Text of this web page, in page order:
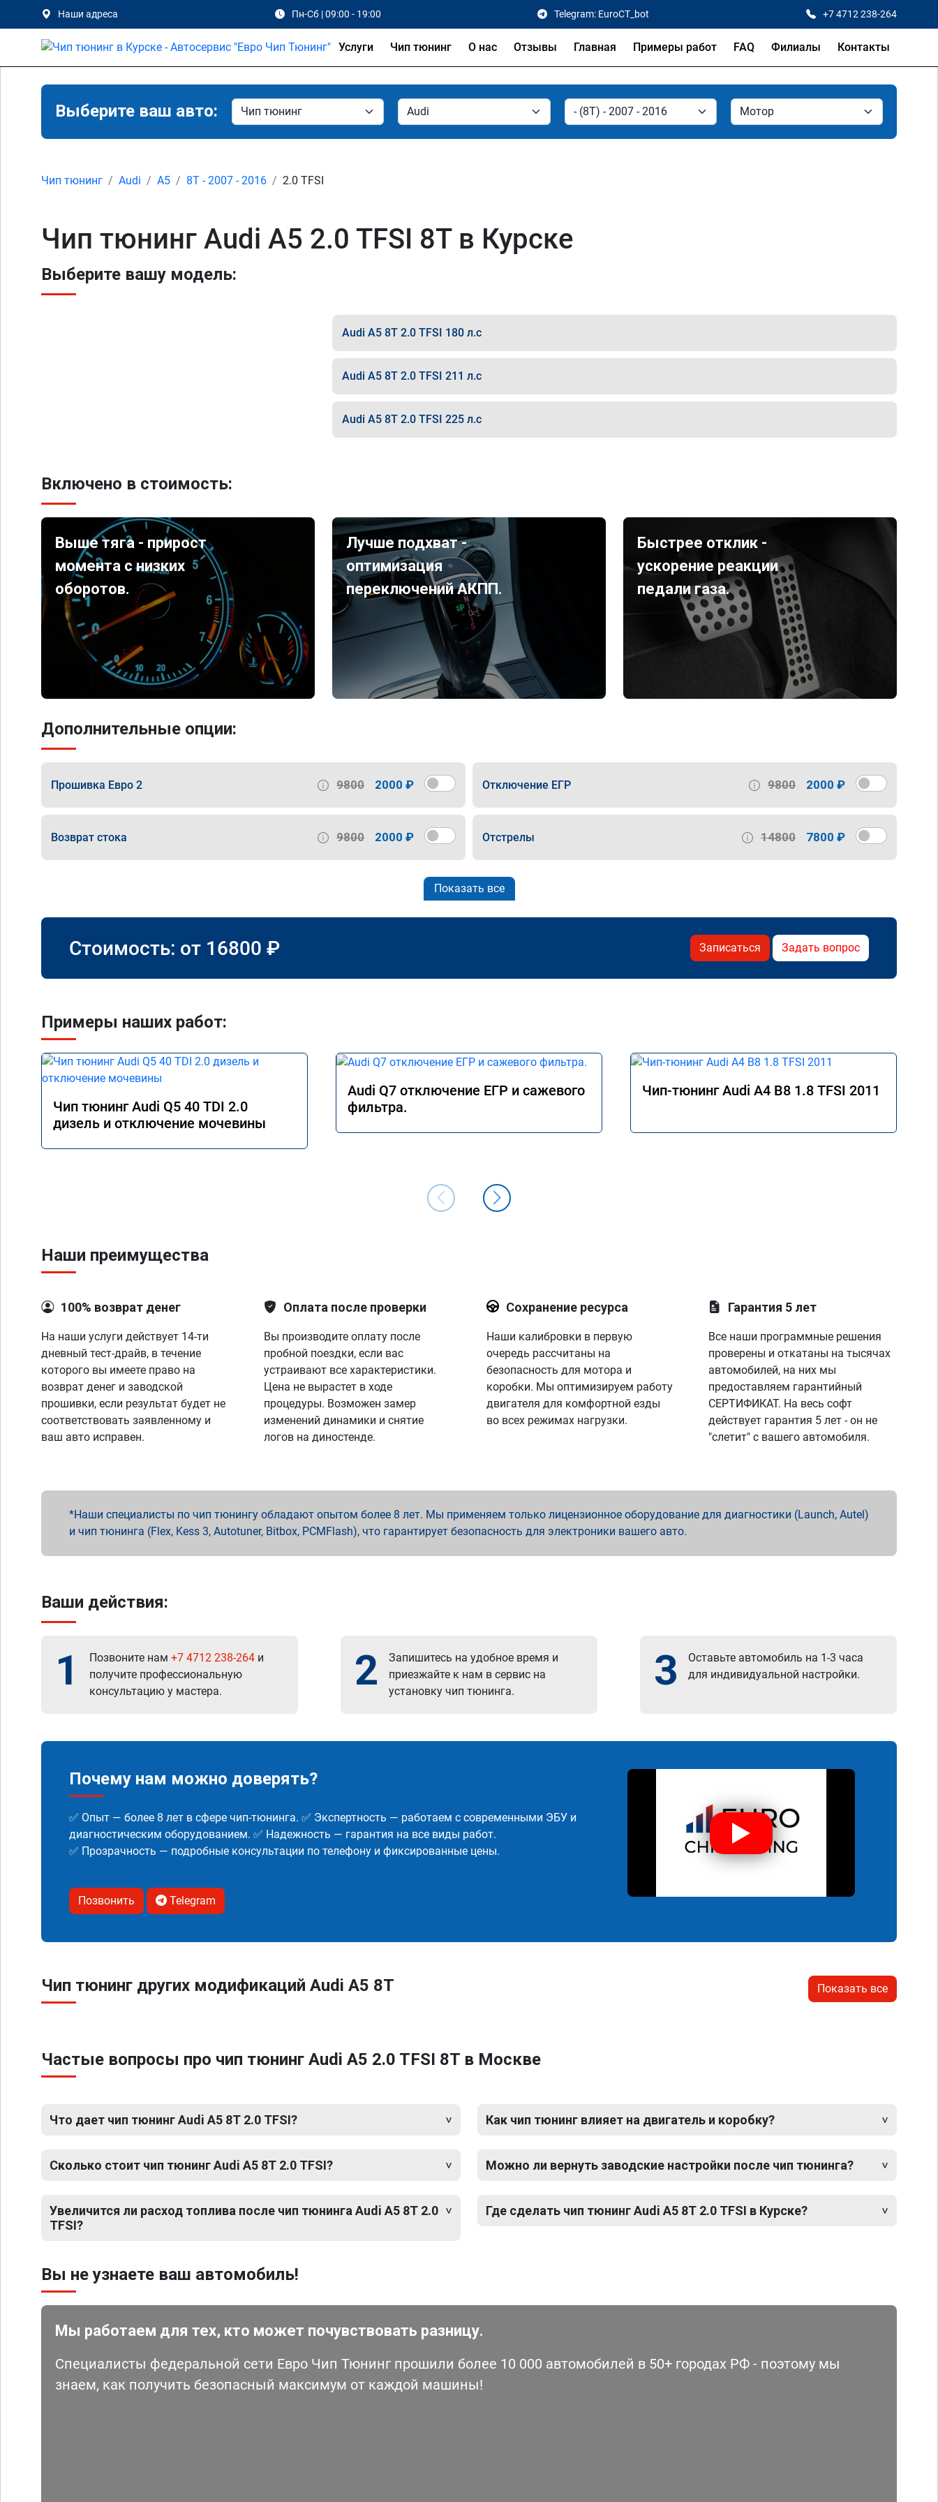
Наши адреса Пн-Сб | 09:00 - 19:00 Telegram: EuroCT_bot +7 4712 238-264
Услуги Чип тюнинг О нас Отзывы Главная Примеры работ FAQ Филиалы Контакты
Выберите ваш авто:
Чип тюнинг Audi A5 8T - 2007 - 2016 2.0 TFSI
Чип тюнинг Audi A5 2.0 TFSI 8T в Курске
Выберите вашу модель:
Audi A5 8T 2.0 TFSI 180 л.с
Audi A5 8T 2.0 TFSI 211 л.с
Audi A5 8T 2.0 TFSI 225 л.с
Включено в стоимость:
Выше тяга - прирост
момента с низких
оборотов.
Лучше подхват -
оптимизация
переключений АКПП.
Быстрее отклик -
ускорение реакции
педали газа.
Дополнительные опции:
Прошивка Евро 2 9800 2000 ₽ Отключение ЕГР 9800 2000 ₽
Возврат стока 9800 2000 ₽ Отстрелы 14800 7800 ₽
Показать все
Стоимость: от 16800 ₽ Записаться Задать вопрос
Примеры наших работ:
Чип тюнинг Audi Q5 40 TDI 2.0
дизель и отключение мочевины
Audi Q7 отключение ЕГР и сажевого
фильтра.
Чип-тюнинг Audi A4 B8 1.8 TFSI 2011
Наши преимущества
100% возврат денег
На наши услуги действует 14-ти
дневный тест-драйв, в течение
которого вы имеете право на
возврат денег и заводской
прошивки, если результат будет не
соответствовать заявленному и
ваш авто исправен.
Оплата после проверки
Вы производите оплату после
пробной поездки, если вас
устраивают все характеристики.
Цена не вырастет в ходе
процедуры. Возможен замер
изменений динамики и снятие
логов на диностенде.
Сохранение ресурса
Наши калибровки в первую
очередь рассчитаны на
безопасность для мотора и
коробки. Мы оптимизируем работу
двигателя для комфортной езды
во всех режимах нагрузки.
Гарантия 5 лет
Все наши программные решения
проверены и откатаны на тысячах
автомобилей, на них мы
предоставляем гарантийный
СЕРТИФИКАТ. На весь софт
действует гарантия 5 лет - он не
"слетит" с вашего автомобиля.
Наши специалисты по чип тюнингу обладают опытом более 8 лет. Мы применяем только лицензионное оборудование для диагностики (Launch, Autel)
и чип тюнинга (Flex, Kess 3, Autotuner, Bitbox, PCMFlash), что гарантирует безопасность для электроники вашего авто.
Ваши действия:
1 Позвоните нам +7 4712 238-264 и
получите профессиональную
консультацию у мастера.
2
Запишитесь на удобное время и
приезжайте к нам в сервис на
установку чип тюнинга.
3
Оставьте автомобиль на 1-3 часа
для индивидуальной настройки.
Почему нам можно доверять?
✅ Опыт — более 8 лет в сфере чип-тюнинга. ✅ Экспертность — работаем с современными ЭБУ и
диагностическим оборудованием. ✅ Надежность — гарантия на все виды работ.
✅ Прозрачность — подробные консультации по телефону и фиксированные цены.
Позвонить Telegram
Чип тюнинг других модификаций Audi A5 8T Показать все
Частые вопросы про чип тюнинг Audi A5 2.0 TFSI 8T в Москве
Что дает чип тюнинг Audi A5 8T 2.0 TFSI?
Сколько стоит чип тюнинг Audi A5 8T 2.0 TFSI?
Увеличится ли расход топлива после чип тюнинга Audi A5 8T 2.0
TFSI?
Как чип тюнинг влияет на двигатель и коробку?
Можно ли вернуть заводские настройки после чип тюнинга?
Где сделать чип тюнинг Audi A5 8T 2.0 TFSI в Курске?
Вы не узнаете ваш автомобиль!
Мы работаем для тех, кто может почувствовать разницу.
Специалисты федеральной сети Евро Чип Тюнинг прошили более 10 000 автомобилей в 50+ городах РФ - поэтому мы
знаем, как получить безопасный максимум от каждой машины!